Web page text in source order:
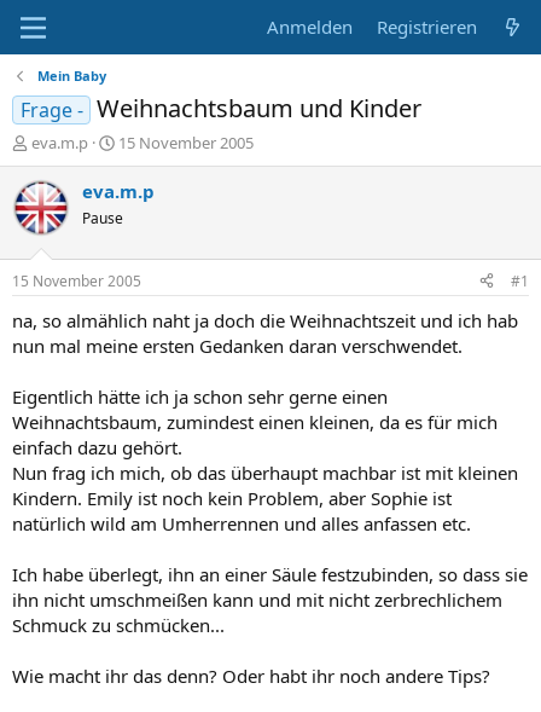
Anmelden Registrieren
Mein Baby
Frage - Weihnachtsbaum und Kinder
E
r
s
t
e
e
r
eva.m.p
E
r
s
e
l
t
a
15 November 2005
eva.m.p
Pause
15 November 2005 #1
na, so almählich naht ja doch die Weihnachtszeit und ich hab
nun mal meine ersten Gedanken daran verschwendet.
Eigentlich hätte ich ja schon sehr gerne einen
Weihnachtsbaum, zumindest einen kleinen, da es für mich
einfach dazu gehört.
Nun frag ich mich, ob das überhaupt machbar ist mit kleinen
Kindern. Emily ist noch kein Problem, aber Sophie ist
natürlich wild am Umherrennen und alles anfassen etc.
Ich habe überlegt, ihn an einer Säule festzubinden, so dass sie
ihn nicht umschmeißen kann und mit nicht zerbrechlichem
Schmuck zu schmücken...
Wie macht ihr das denn? Oder habt ihr noch andere Tips?